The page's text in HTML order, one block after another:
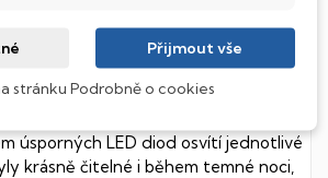
disk mnohemtiššía především nabízí
práci s daty.
úsporných LED diod osvítí jednotlivé
krásně čitelné i během temné noci,
Přijmout vše
stránku Podrobně o cookies